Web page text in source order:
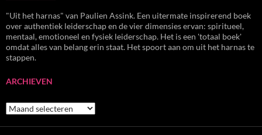
"Uit het harnas" van Paulien Assink. Een uitermate inspirerend boek
over authentiek leiderschap en de vier dimensies ervan: spiritueel,
mentaal, emotioneel en fysiek leiderschap. Het is een 'totaal boek'
omdat alles van belang erin staat. Het spoort aan om uit het harnas te
stappen.
ARCHIEVEN
Archieven